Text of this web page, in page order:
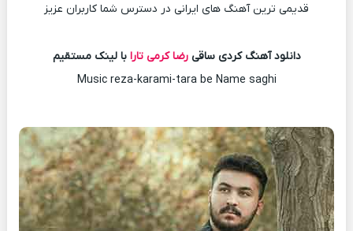
قدیمی ترین آهنگ های ایرانی در دسترس شما کاربران عزیز
دانلود آهنگ کردی ساقیرضا کرمی تارا با لینک مستقیم
Music reza-karami-tara be Name saghi